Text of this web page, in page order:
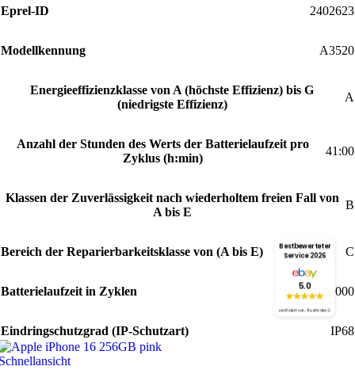
Eprel-ID 2402623
Modellkennung A3520
Energieeffizienzklasse von A (höchste Effizienz) bis G
(niedrigste Effizienz)
A
Anzahl der Stunden des Werts der Batterielaufzeit pro
Zyklus (h:min)
41:00
Klassen der Zuverlässigkeit nach wiederholtem freien Fall von
A bis E
B
Bereich der Reparierbarkeitsklasse von (A bis E) C
Batterielaufzeit in Zyklen 1000
Eindringschutzgrad (IP-Schutzart) IP68
Bestbewerteter
Service 2026
5.0
verifiziert von: Trustindex